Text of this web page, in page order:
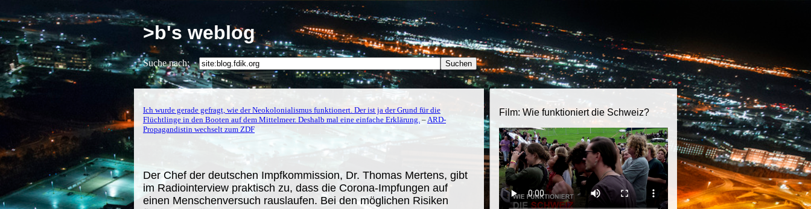
>b's weblog
Suche nach:
Film: Wie funktioniert die Schweiz?
Ich wurde gerade gefragt, wie der Neokolonialismus funktionert. Der ist ja der Grund für die
Flüchtlinge in den Booten auf dem Mittelmeer. Deshalb mal eine einfache Erklärung. – ARD-
Propagandistin wechselt zum ZDF
Der Chef der deutschen Impfkommission, Dr. Thomas Mertens, gibt
im Radiointerview praktisch zu, dass die Corona-Impfungen auf
einen Menschenversuch rauslaufen. Bei den möglichen Risiken